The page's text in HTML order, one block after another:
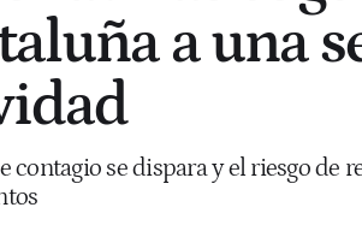
a una
contagio se dispara y el riesgo de